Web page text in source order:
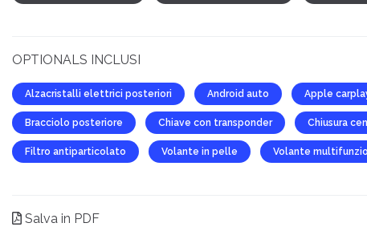
OPTIONALS INCLUSI
Alzacristalli elettrici posteriori Android auto Apple
Bracciolo posteriore Chiave con transponder Chiusura
Filtro antiparticolato Volante in pelle Volante
Salva in PDF